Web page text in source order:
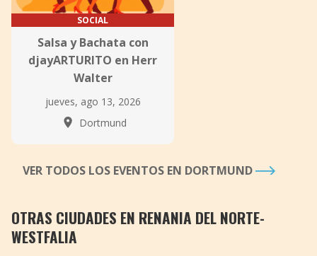
SOCIAL
Salsa y Bachata con
djayARTURITO en Herr
Walter
jueves, ago 13, 2026
Dortmund
VER TODOS LOS EVENTOS EN DORTMUND
OTRAS CIUDADES EN RENANIA DEL NORTE-
WESTFALIA